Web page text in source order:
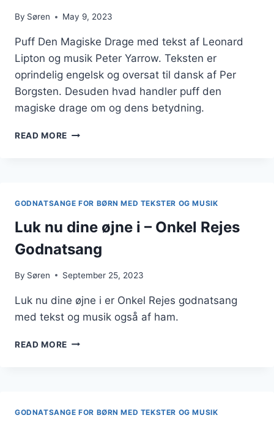
By Søren May 9, 2023
Puff Den Magiske Drage med tekst af Leonard
Lipton og musik Peter Yarrow. Teksten er
oprindelig engelsk og oversat til dansk af Per
Borgsten. Desuden hvad handler puff den
magiske drage om og dens betydning.
READ MORE PUFF
OG
ENGELSK
MED
BETYDNING)
GODNATSANGE FOR BØRN MED TEKSTER OG MUSIK
Luk nu dine øjne i – Onkel Rejes
Godnatsang
By Søren September 25, 2023
Luk nu dine øjne i er Onkel Rejes godnatsang
med tekst og musik også af ham.
READ MORE LUK
GODNATSANGE FOR BØRN MED TEKSTER OG MUSIK